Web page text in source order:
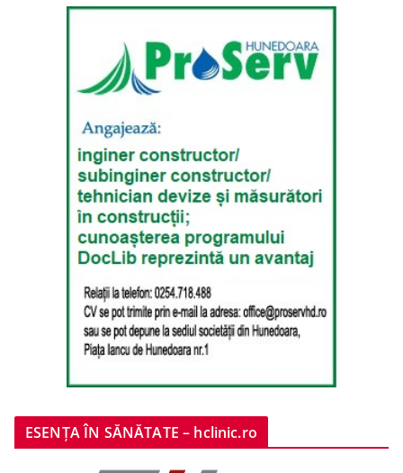
ESENȚA ÎN SĂNĂTATE – hclinic.ro